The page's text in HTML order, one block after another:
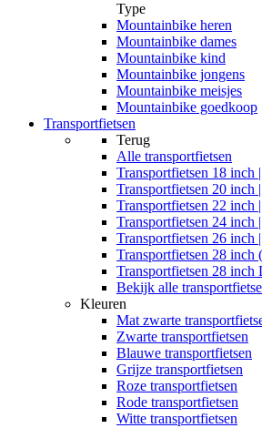
Type
Mountainbike heren
Mountainbike dames
Mountainbike kind
Mountainbike jongens
Mountainbike meisjes
Mountainbike goedkoop
Transportfietsen
Terug
Alle transportfietsen
Transportfietsen 18 inch
Transportfietsen 20 inch
Transportfietsen 22 inch
Transportfietsen 24 inch
Transportfietsen 26 inch
Transportfietsen 28 inch
Transportfietsen 28 inch
Bekijk alle
Kleuren
Mat zwarte
Zwarte transportfietsen
Blauwe transportfietsen
Grijze transportfietsen
Roze transportfietsen
Rode transportfietsen
Witte transportfietsen